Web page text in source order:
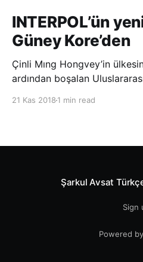
INTERPOL’ün
Güney Kore’den
Çinli Mıng Hongvey’in
ardından boşalan
21 Kas 2018 1 min read
Şarkul Avsat
Sign
Powered